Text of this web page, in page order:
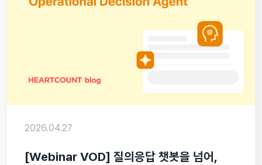
2026.04.27
[Webinar VOD] 질의응답 챗봇을 넘어,